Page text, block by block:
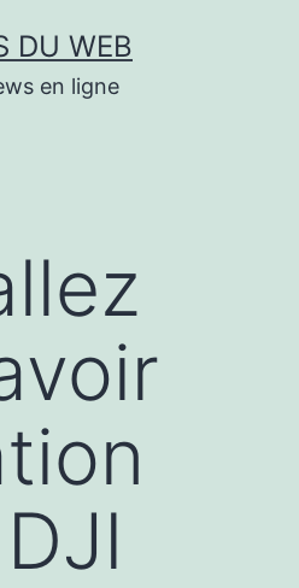
DU WEB
en ligne